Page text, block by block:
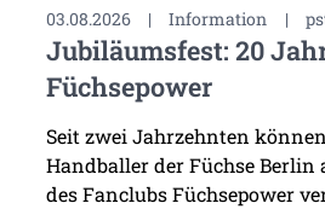
03.08.2026 | Information |
Jubiläumsfest: 20
Füchsepower
Seit zwei Jahrzehnten
Handballer der Füchse
des Fanclubs Füchsepower